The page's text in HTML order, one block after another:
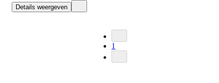
Details weergeven
1